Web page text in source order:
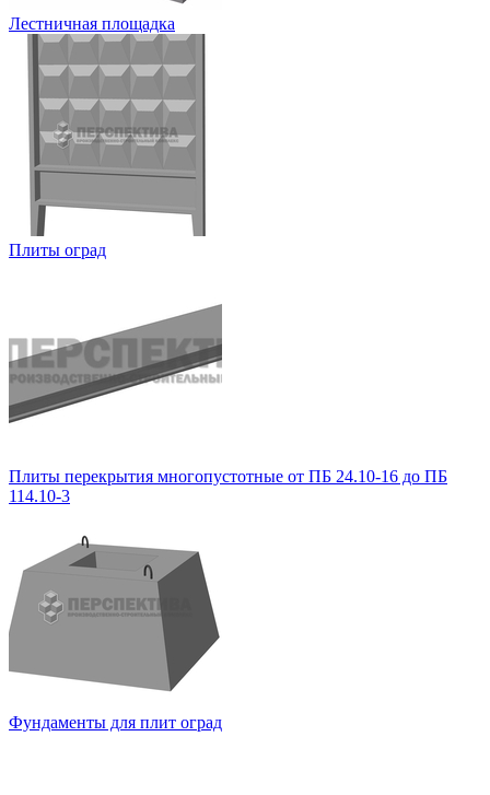
Лестничная площадка
Плиты оград
Плиты перекрытия многопустотные от ПБ 24.10-16 до ПБ
114.10-3
Фундаменты для плит оград